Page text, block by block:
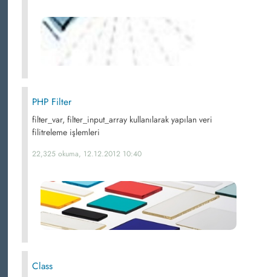
PHP Filter
filter_var, filter_input_array kullanılarak yapılan veri
filitreleme işlemleri
22,325 okuma, 12.12.2012 10:40
Class